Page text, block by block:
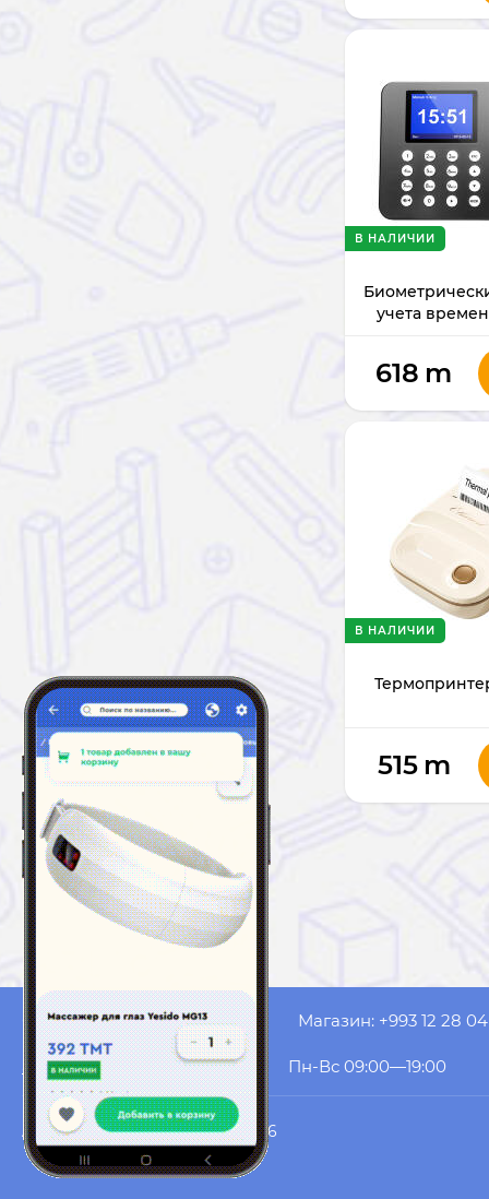
учета
В НАЛИЧИИ
618 m
В НАЛИЧИИ
515 m
Оператор: +993 61 53 20 99 Магазин: +993 12 28 04
akyol.website@gmail.com Пн-Вс 09:00—19:00
AK YOL COMPUTERS © 2026